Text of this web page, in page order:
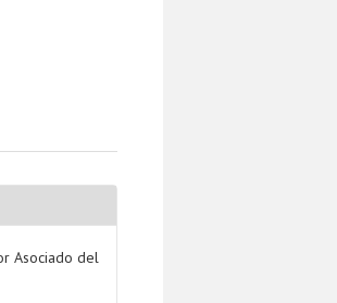
Asociado del